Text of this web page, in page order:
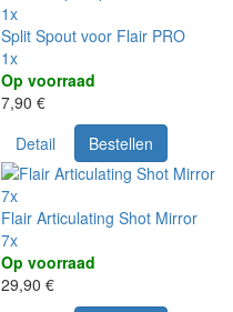
1x
Split Spout voor Flair PRO
1x
Op voorraad
7,90 €
Detail
Bestellen
7x
Flair Articulating Shot Mirror
7x
Op voorraad
29,90 €